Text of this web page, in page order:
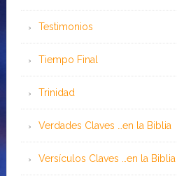
Testimonios
Tiempo Final
Trinidad
Verdades Claves …en la Biblia
Versículos Claves …en la Biblia